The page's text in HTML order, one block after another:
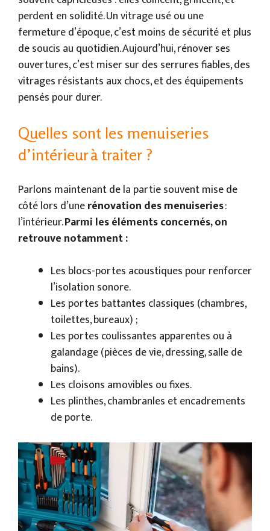
perdent en solidité. Un vitrage usé ou une
fermeture d’époque, c’est moins de sécurité et plus
de soucis au quotidien. Aujourd’hui, rénover ses
ouvertures, c’est miser sur des serrures fiables, des
vitrages résistants aux chocs, et des équipements
pensés pour durer.
Quelles sont les menuiseries
d’intérieur à traiter ?
Parlons maintenant de la partie souvent mise de
côté lors d’unerénovation des menuiseries:
l’intérieur.Parmi les éléments concernés, on
retrouve notamment :
Les blocs-portes acoustiques pour renforcer
l’isolation sonore.
Les portes battantes classiques (chambres,
toilettes, bureaux) ;
Les portes coulissantes apparentes ou à
galandage (pièces de vie, dressing, salle de
bains).
Les cloisons amovibles ou fixes.
Les plinthes, chambranles et encadrements
de porte.